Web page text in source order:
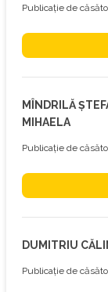
Publicație de
MÎNDRILĂ
MIHAELA
Publicație de
DUMITRIU
Publicație de